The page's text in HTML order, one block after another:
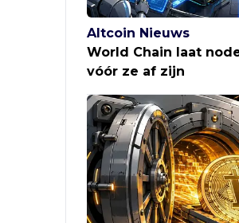
Altcoin Nieuws
World Chain laat
vóór ze af zijn